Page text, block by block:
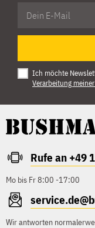
Ich möchte
Verarbeitung
Rufe an +49
Mo bis Fr 8:00 -17:00
Wir antworten